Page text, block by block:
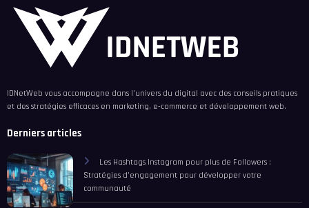
IDNetWeb vous accompagne dans l’univers du digital avec des conseils pratiques
et des stratégies efficaces en marketing, e-commerce et développement web.
Derniers articles
Les Hashtags Instagram pour plus de Followers :
Stratégies d’engagement pour développer votre
communauté